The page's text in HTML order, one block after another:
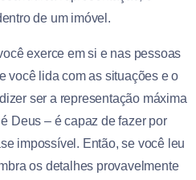
de um imóvel.
exerce em si e nas pessoas
você lida com as situações e o
ser a representação máxima
Deus – é capaz de fazer por
impossível. Então, se você leu
os detalhes provavelmente